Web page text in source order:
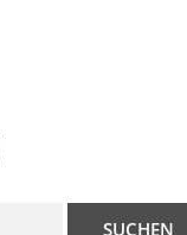
SUCHEN